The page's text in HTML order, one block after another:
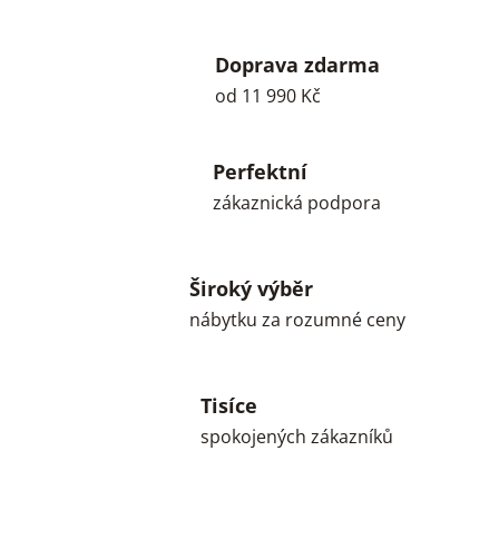
Doprava zdarma
od 11 990 Kč
Perfektní
zákaznická podpora
Široký výběr
nábytku za rozumné ceny
Tisíce
spokojených zákazníků